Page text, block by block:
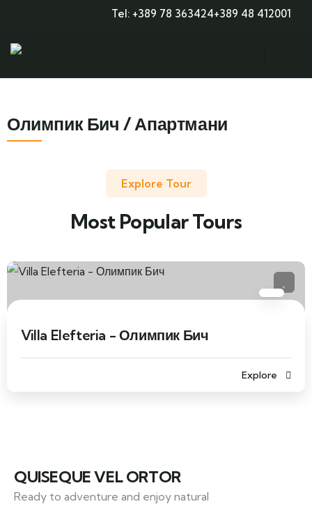
Tel: +389 78 363424+389 48 412001
Олимпик Бич / Апартмани
Explore Tour
Most Popular Tours
Villa Elefteria - Олимпик Бич
Explore
QUISEQUE VEL ORTOR
Ready to adventure and enjoy natural